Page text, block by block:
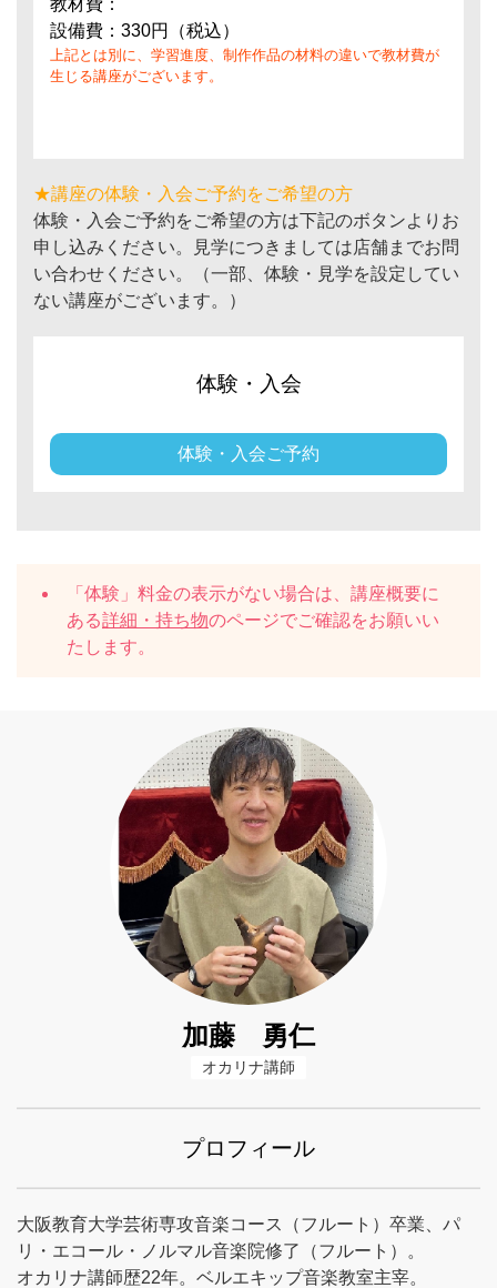
教材費：
設備費：330円（税込）
上記とは別に、学習進度、制作作品の材料の違いで教材費が
生じる講座がございます。
★講座の体験・入会ご予約をご希望の方
体験・入会ご予約をご希望の方は下記のボタンよりお
申し込みください。見学につきましては店舗までお問
い合わせください。（一部、体験・見学を設定してい
ない講座がございます。）
体験・入会
体験・入会ご予約
「体験」料金の表示がない場合は、講座概要に
ある詳細・持ち物のページでご確認をお願いい
たします。
加藤 勇仁
オカリナ講師
プロフィール
大阪教育大学芸術専攻音楽コース（フルート）卒業、パ
リ・エコール・ノルマル音楽院修了（フルート）。
オカリナ講師歴22年。ベルエキップ音楽教室主宰。